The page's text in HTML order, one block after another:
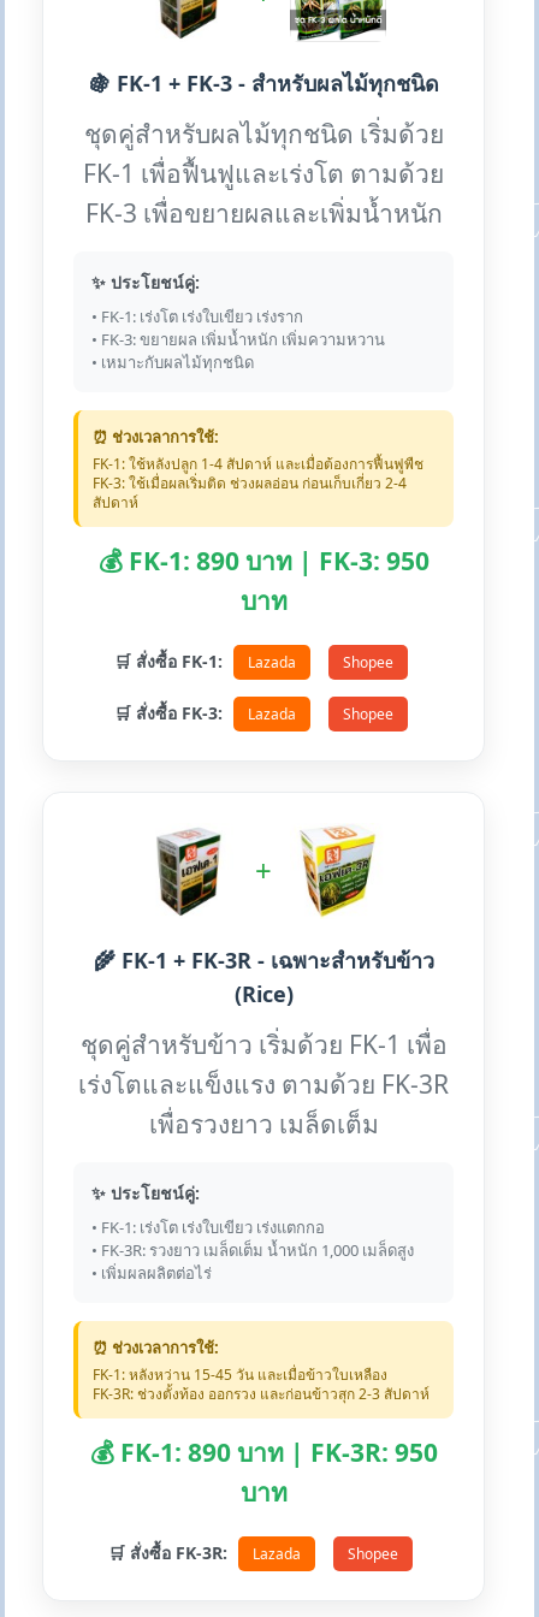
🍇 FK-1 + FK-3 - สำหรับผลไม้ทุกชนิด
ชุดคู่สำหรับผลไม้ทุกชนิด เริ่มด้วย
FK-1 เพื่อฟื้นฟูและเร่งโต ตามด้วย
FK-3 เพื่อขยายผลและเพิ่มน้ำหนัก
✨ ประโยชน์คู่:
• FK-1: เร่งโต เร่งใบเขียว เร่งราก
• FK-3: ขยายผล เพิ่มน้ำหนัก เพิ่มความหวาน
• เหมาะกับผลไม้ทุกชนิด
⏰ ช่วงเวลาการใช้:
FK-1: ใช้หลังปลูก 1-4 สัปดาห์ และเมื่อต้องการฟื้นฟูพืช
FK-3: ใช้เมื่อผลเริ่มติด ช่วงผลอ่อน ก่อนเก็บเกี่ยว 2-4
สัปดาห์
💰 FK-1: 890 บาท | FK-3: 950
บาท
🛒 สั่งซื้อ FK-1: Lazada Shopee
🛒 สั่งซื้อ FK-3: Lazada Shopee
+
🌾 FK-1 + FK-3R - เฉพาะสำหรับข้าว
(Rice)
ชุดคู่สำหรับข้าว เริ่มด้วย FK-1 เพื่อ
เร่งโตและแข็งแรง ตามด้วย FK-3R
เพื่อรวงยาว เมล็ดเต็ม
✨ ประโยชน์คู่:
• FK-1: เร่งโต เร่งใบเขียว เร่งแตกกอ
• FK-3R: รวงยาว เมล็ดเต็ม น้ำหนัก 1,000 เมล็ดสูง
• เพิ่มผลผลิตต่อไร่
⏰ ช่วงเวลาการใช้:
FK-1: หลังหว่าน 15-45 วัน และเมื่อข้าวใบเหลือง
FK-3R: ช่วงตั้งท้อง ออกรวง และก่อนข้าวสุก 2-3 สัปดาห์
💰 FK-1: 890 บาท | FK-3R: 950
บาท
🛒 สั่งซื้อ FK-3R: Lazada Shopee